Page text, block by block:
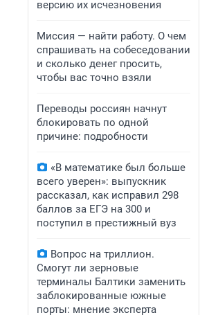
версию их исчезновения
Миссия — найти работу. О чем
спрашивать на собеседовании
и сколько денег просить,
чтобы вас точно взяли
Переводы россиян начнут
блокировать по одной
причине: подробности
«В математике был больше
всего уверен»: выпускник
рассказал, как исправил 298
баллов за ЕГЭ на 300 и
поступил в престижный вуз
Вопрос на триллион.
Смогут ли зерновые
терминалы Балтики заменить
заблокированные южные
порты: мнение эксперта